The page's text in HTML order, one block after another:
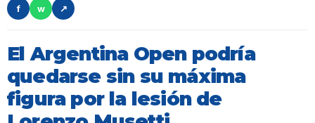
f
w ↗
El Argentina Open podría
quedarse sin su máxima
figura por la lesión de